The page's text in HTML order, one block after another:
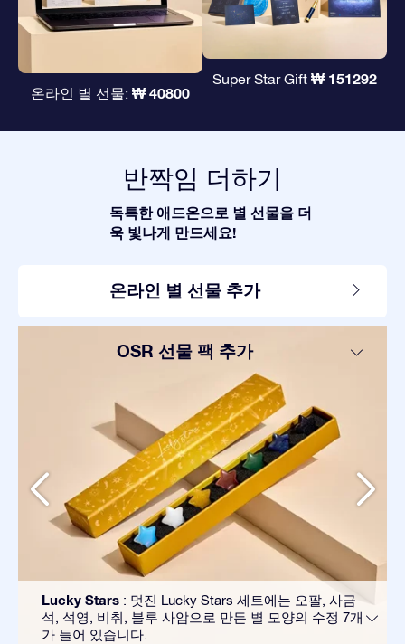
온라인 별 선물: ₩ 40800
Super Star Gift ₩ 151292
반짝임 더하기
독특한 애드온으로 별 선물을 더
욱 빛나게 만드세요!
온라인 별 선물 추가
OSR 선물 팩 추가
Lucky Stars : 멋진 Lucky Stars 세트에는 오팔, 사금
석, 석영, 비취, 블루 사암으로 만든 별 모양의 수정 7개
가 들어 있습니다.